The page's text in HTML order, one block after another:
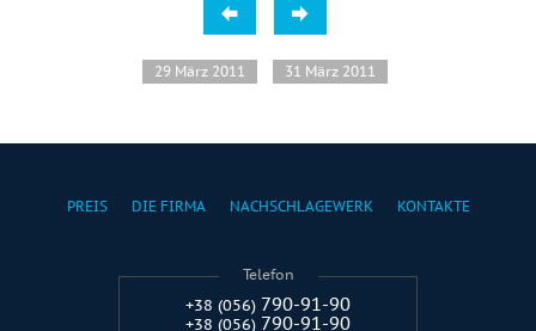
29 März 2011 31 März 2011
PREIS DIE FIRMA NACHSCHLAGEWERK KONTAKTE
Telefon
+38 (056) 790-91-90
+38 (056) 790-91-90